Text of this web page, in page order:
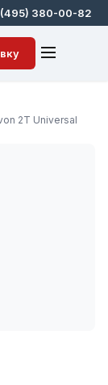
(495) 380-00-82
2T Universal